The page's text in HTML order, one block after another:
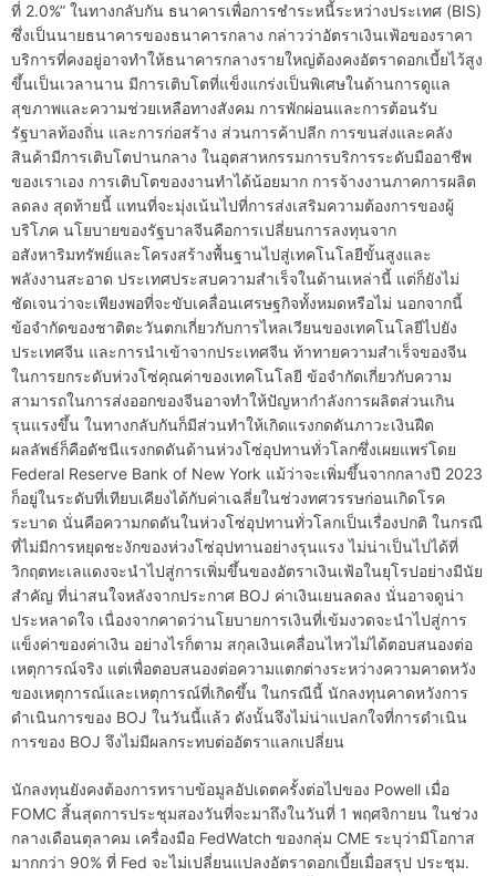
ที่ 2.0%” ในทางกลับกัน ธนาคารเพื่อการชำระหนี้ระหว่างประเทศ (BIS)
ซึ่งเป็นนายธนาคารของธนาคารกลาง กล่าวว่าอัตราเงินเฟ้อของราคา
บริการที่คงอยู่อาจทำให้ธนาคารกลางรายใหญ่ต้องคงอัตราดอกเบี้ยไว้สูง
ขึ้นเป็นเวลานาน มีการเติบโตที่แข็งแกร่งเป็นพิเศษในด้านการดูแล
สุขภาพและความช่วยเหลือทางสังคม การพักผ่อนและการต้อนรับ
รัฐบาลท้องถิ่น และการก่อสร้าง ส่วนการค้าปลีก การขนส่งและคลัง
สินค้ามีการเติบโตปานกลาง ในอุตสาหกรรมการบริการระดับมืออาชีพ
ของเราเอง การเติบโตของงานทำได้น้อยมาก การจ้างงานภาคการผลิต
ลดลง สุดท้ายนี้ แทนที่จะมุ่งเน้นไปที่การส่งเสริมความต้องการของผู้
บริโภค นโยบายของรัฐบาลจีนคือการเปลี่ยนการลงทุนจาก
อสังหาริมทรัพย์และโครงสร้างพื้นฐานไปสู่เทคโนโลยีขั้นสูงและ
พลังงานสะอาด ประเทศประสบความสำเร็จในด้านเหล่านี้ แต่ก็ยังไม่
ชัดเจนว่าจะเพียงพอที่จะขับเคลื่อนเศรษฐกิจทั้งหมดหรือไม่ นอกจากนี้
ข้อจำกัดของชาติตะวันตกเกี่ยวกับการไหลเวียนของเทคโนโลยีไปยัง
ประเทศจีน และการนำเข้าจากประเทศจีน ท้าทายความสำเร็จของจีน
ในการยกระดับห่วงโซ่คุณค่าของเทคโนโลยี ข้อจำกัดเกี่ยวกับความ
สามารถในการส่งออกของจีนอาจทำให้ปัญหากำลังการผลิตส่วนเกิน
รุนแรงขึ้น ในทางกลับกันก็มีส่วนทำให้เกิดแรงกดดันภาวะเงินฝืด
ผลลัพธ์ก็คือดัชนีแรงกดดันด้านห่วงโซ่อุปทานทั่วโลกซึ่งเผยแพร่โดย
Federal Reserve Bank of New York แม้ว่าจะเพิ่มขึ้นจากกลางปี ​​2023
ก็อยู่ในระดับที่เทียบเคียงได้กับค่าเฉลี่ยในช่วงทศวรรษก่อนเกิดโรค
ระบาด นั่นคือความกดดันในห่วงโซ่อุปทานทั่วโลกเป็นเรื่องปกติ ในกรณี
ที่ไม่มีการหยุดชะงักของห่วงโซ่อุปทานอย่างรุนแรง ไม่น่าเป็นไปได้ที่
วิกฤตทะเลแดงจะนำไปสู่การเพิ่มขึ้นของอัตราเงินเฟ้อในยุโรปอย่างมีนัย
สำคัญ ที่น่าสนใจหลังจากประกาศ BOJ ค่าเงินเยนลดลง นั่นอาจดูน่า
ประหลาดใจ เนื่องจากคาดว่านโยบายการเงินที่เข้มงวดจะนำไปสู่การ
แข็งค่าของค่าเงิน อย่างไรก็ตาม สกุลเงินเคลื่อนไหวไม่ได้ตอบสนองต่อ
เหตุการณ์จริง แต่เพื่อตอบสนองต่อความแตกต่างระหว่างความคาดหวัง
ของเหตุการณ์และเหตุการณ์ที่เกิดขึ้น ในกรณีนี้ นักลงทุนคาดหวังการ
ดำเนินการของ BOJ ในวันนี้แล้ว ดังนั้นจึงไม่น่าแปลกใจที่การดำเนิน
การของ BOJ จึงไม่มีผลกระทบต่ออัตราแลกเปลี่ยน
นักลงทุนยังคงต้องการทราบข้อมูลอัปเดตครั้งต่อไปของ Powell เมื่อ
FOMC สิ้นสุดการประชุมสองวันที่จะมาถึงในวันที่ 1 พฤศจิกายน ในช่วง
กลางเดือนตุลาคม เครื่องมือ FedWatch ของกลุ่ม CME ระบุว่ามีโอกาส
มากกว่า 90% ที่ Fed จะไม่เปลี่ยนแปลงอัตราดอกเบี้ยเมื่อสรุป ประชุม.